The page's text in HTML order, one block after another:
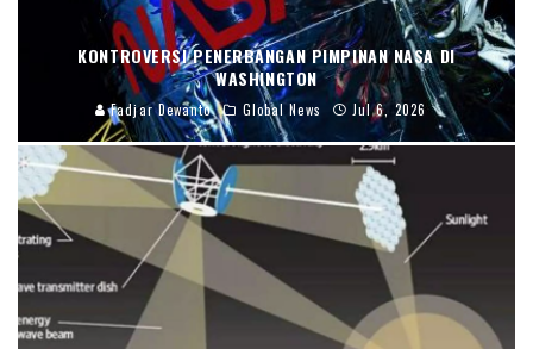
KONTROVERSI PENERBANGAN PIMPINAN NASA DI
WASHINGTON
Fadjar Dewanto Global News Jul 6, 2026